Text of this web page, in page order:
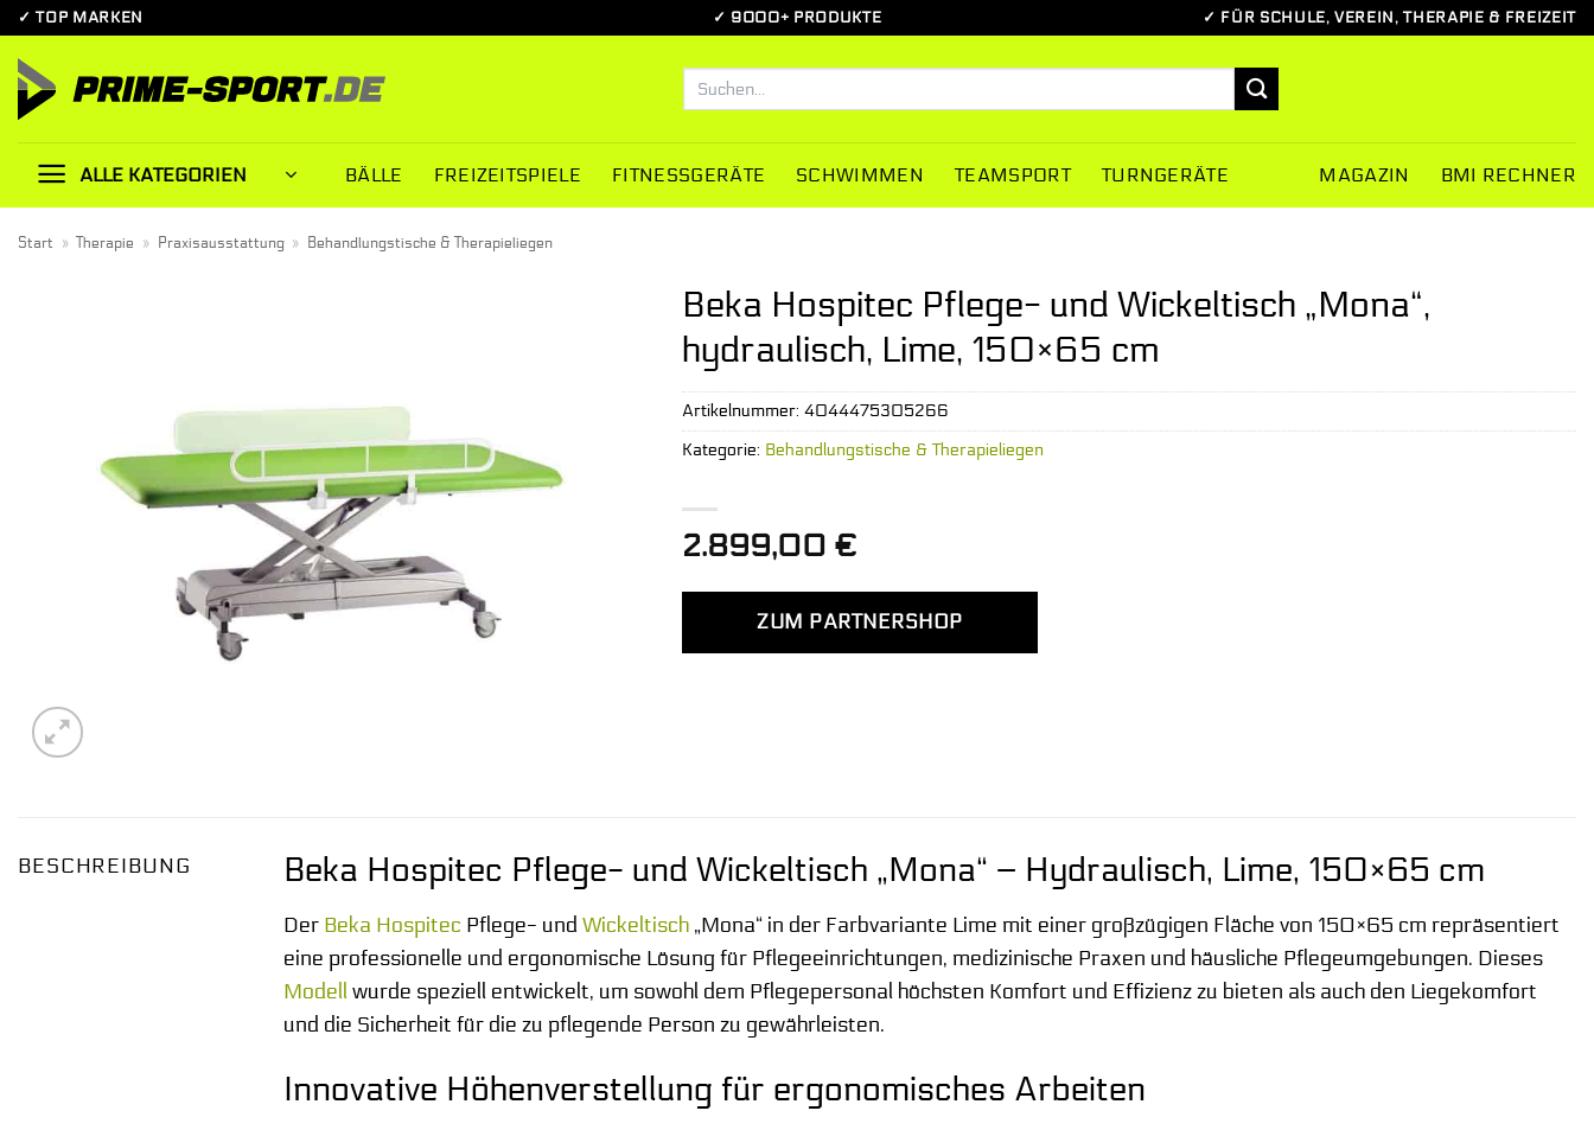
Zum
springen
✓ TOP MARKEN ✓ 9000+ PRODUKTE ✓ FÜR SCHULE, VEREIN, THERAPIE & FREIZEIT
Suchen
ALLE KATEGORIEN BÄLLE FREIZEITSPIELE FITNESSGERÄTE SCHWIMMEN TEAMSPORT TURNGERÄTE MAGAZIN BMI RECHNER
Start » Therapie » Praxisausstattung » Behandlungstische & Therapieliegen
Beka Hospitec Pflege- und Wickeltisch „Mona“,
hydraulisch, Lime, 150×65 cm
2.899,00 €
ZUM PARTNERSHOP
Artikelnummer: 4044475305266
Kategorie: Behandlungstische & Therapieliegen
BESCHREIBUNG Beka Hospitec Pflege- und Wickeltisch „Mona“ – Hydraulisch, Lime, 150×65 cm
Der Beka Hospitec Pflege- und Wickeltisch „Mona“ in der Farbvariante Lime mit einer großzügigen Fläche von 150×65 cm repräsentiert
eine professionelle und ergonomische Lösung für Pflegeeinrichtungen, medizinische Praxen und häusliche Pflegeumgebungen. Dieses
Modellwurde speziell entwickelt, um sowohl dem Pflegepersonal höchsten Komfort und Effizienz zu bieten als auch den Liegekomfort
und die Sicherheit für die zu pflegende Person zu gewährleisten.
Innovative Höhenverstellung für ergonomisches Arbeiten